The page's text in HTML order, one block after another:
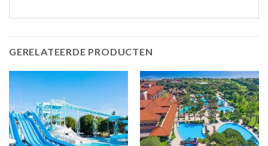
GERELATEERDE PRODUCTEN